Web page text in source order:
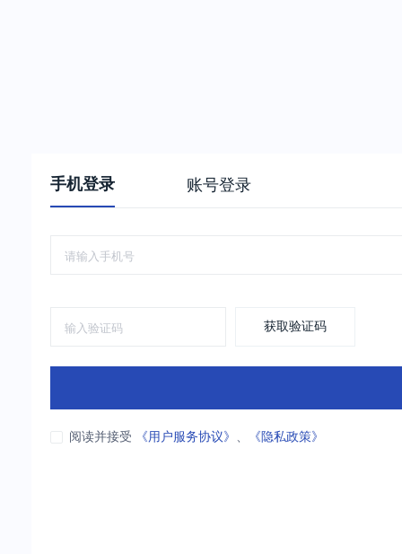
手机登录 账号登录
获取验证码
阅读并接受 《用户服务协议》 、 《隐私政策》